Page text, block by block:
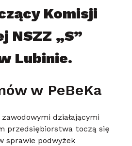
Komisji
NSZZ „S”
Lubinie.
w PeBeKa
działającymi
przedsiębiorstwa toczą się
sprawie podwyżek